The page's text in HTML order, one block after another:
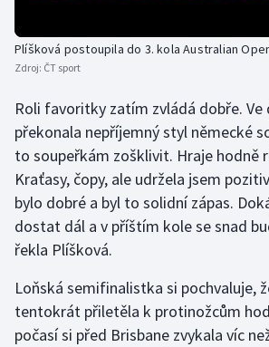
Parasport
Plavání
Plážový volejbal
Ragby
Rychlobruslení
Rychlostní kanoistika
Short track
Plíšková postoupila do 3. kola Australian
Zdroj: ČT sport
Roli favoritky zatím zvládá dobře. Ve
překonala nepříjemný styl německé
to soupeřkám zošklivit. Hraje hodně
Kraťasy, čopy, ale udržela jsem
bylo dobré a byl to solidní zápas.
dostat dál a v příštím kole se snad
řekla Plíšková.
Loňská semifinalistka si pochvaluje,
tentokrát přiletěla k protinožcům
počasí si před Brisbane zvykala víc